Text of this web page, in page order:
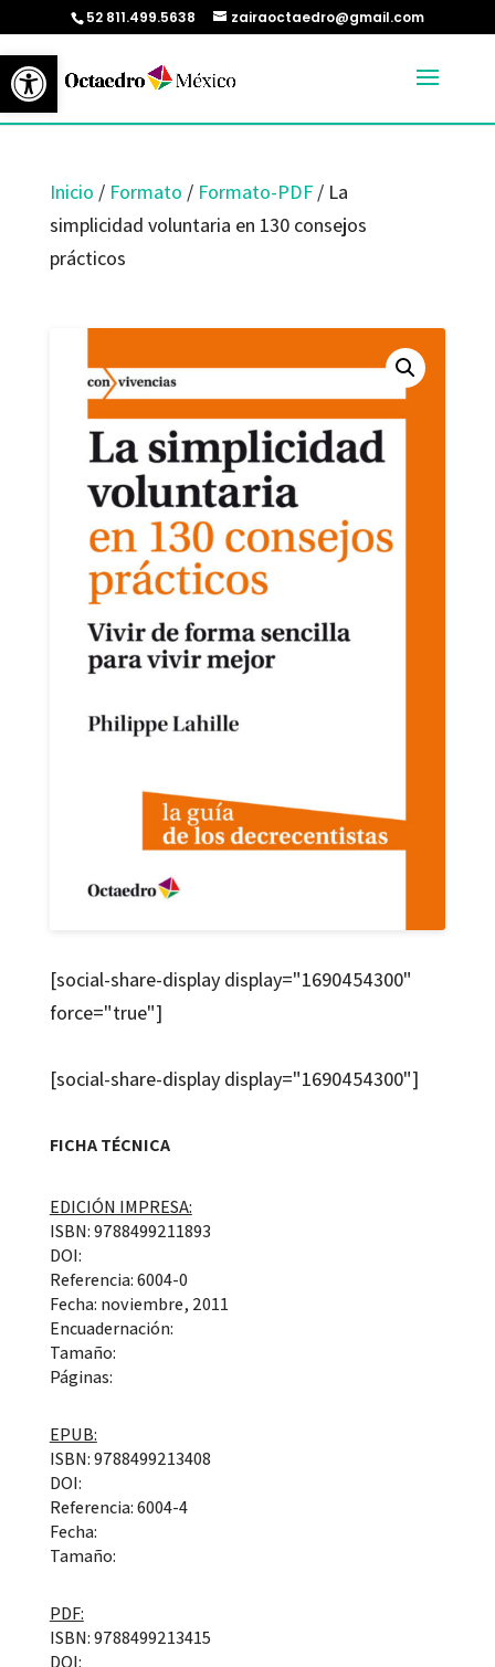
Abrir barra de herramientas
52 811.499.5638 zairaoctaedro@gmail.com
Inicio / Formato / Formato-PDF/ La
simplicidad voluntaria en 130 consejos
prácticos
[social-share-display display="1690454300"
force="true"]
[social-share-display display="1690454300"]
FICHA TÉCNICA
EDICIÓN IMPRESA:
ISBN: 9788499211893
DOI:
Referencia: 6004-0
Fecha: noviembre, 2011
Encuadernación:
Tamaño:
Páginas:
EPUB:
ISBN: 9788499213408
DOI:
Referencia: 6004-4
Fecha:
Tamaño:
PDF:
ISBN: 9788499213415
DOI: